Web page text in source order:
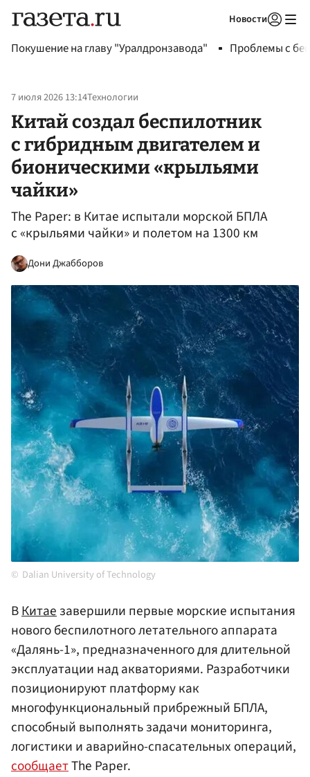
Новости
Покушение на главу "Уралдронзавода" Проблемы с
7 июля 2026 13:14Технологии
Китай создал беспилотник
с гибридным двигателем и
бионическими «крыльями
чайки»
The Paper: в Китае испытали морской БПЛА
с «крыльями чайки» и полетом на 1300 км
Дони Джабборов
Dalian University of Technology
ВКитаезавершили первые морские испытания
нового беспилотного летательного аппарата
«Далянь-1», предназначенного для длительной
эксплуатации над акваториями. Разработчики
позиционируют платформу как
многофункциональный прибрежный БПЛА,
способный выполнять задачи мониторинга,
логистики и аварийно-спасательных операций,
сообщаетThe Paper.